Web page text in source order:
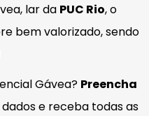
lar da PUC Rio, o
bem valorizado, sendo
Gávea? Preencha
e receba todas as